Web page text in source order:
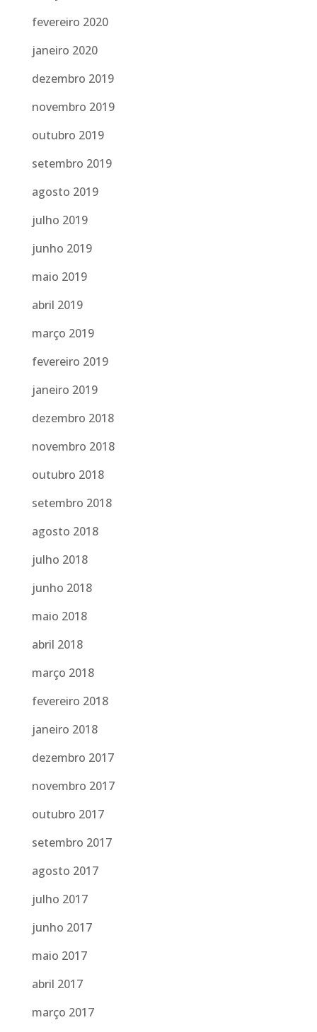
fevereiro 2020
janeiro 2020
dezembro 2019
novembro 2019
outubro 2019
setembro 2019
agosto 2019
julho 2019
junho 2019
maio 2019
abril 2019
março 2019
fevereiro 2019
janeiro 2019
dezembro 2018
novembro 2018
outubro 2018
setembro 2018
agosto 2018
julho 2018
junho 2018
maio 2018
abril 2018
março 2018
fevereiro 2018
janeiro 2018
dezembro 2017
novembro 2017
outubro 2017
setembro 2017
agosto 2017
julho 2017
junho 2017
maio 2017
abril 2017
março 2017